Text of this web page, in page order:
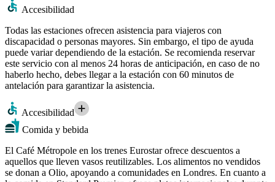
Accesibilidad
Todas las estaciones ofrecen asistencia para viajeros con
discapacidad o personas mayores. Sin embargo, el tipo de ayuda
puede variar dependiendo de la estación. Se recomienda reservar
este servicio con al menos 24 horas de anticipación, en caso de no
haberlo hecho, debes llegar a la estación con 60 minutos de
antelación para garantizar la asistencia.
Accesibilidad
Comida y bebida
El Café Métropole en los trenes Eurostar ofrece descuentos a
aquellos que lleven vasos reutilizables. Los alimentos no vendidos
se donan a Olio, apoyando a comunidades en Londres. En cuanto a